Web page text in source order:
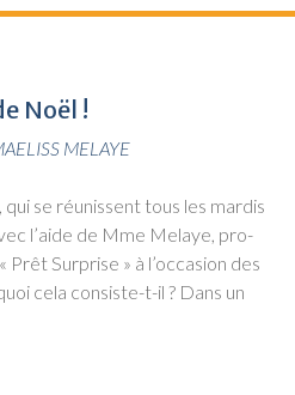
Noël !
MELAYE
se réunissent tous les mar­dis
l’aide de Mme Melaye, pro­
Sur­prise » à l’occasion des
cela consiste-t-il ? Dans un